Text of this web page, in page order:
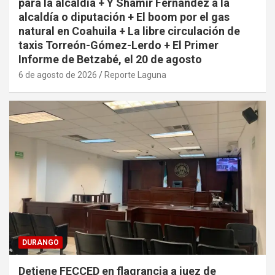
para la alcaldía + Y Shamir Fernández a la
alcaldía o diputación + El boom por el gas
natural en Coahuila + La libre circulación de
taxis Torreón-Gómez-Lerdo + El Primer
Informe de Betzabé, el 20 de agosto
6 de agosto de 2026 Reporte Laguna
DURANGO
Detiene FECCED en flagrancia a juez de